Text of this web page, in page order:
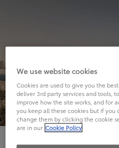
We use website cookies
Cookies are used to give you the
deliver 3rd party services and tools,
improve how the site works, and for
you keep all these cookies but if you
change them by clicking the cookie
are in our Cookie Policy